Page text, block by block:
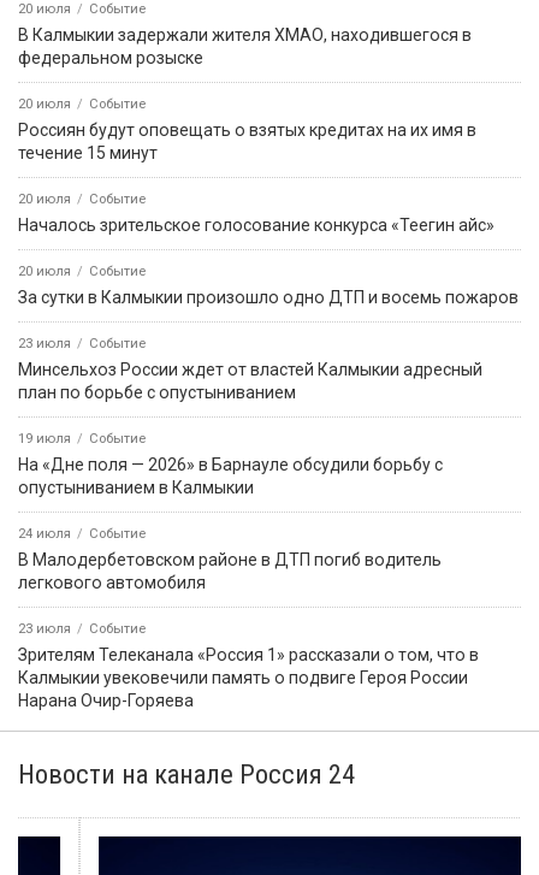
20 июля Событие
В Калмыкии задержали жителя ХМАО, находившегося в
федеральном розыске
20 июля Событие
Россиян будут оповещать о взятых кредитах на их имя в
течение 15 минут
20 июля Событие
Началось зрительское голосование конкурса «Теегин айс»
20 июля Событие
За сутки в Калмыкии произошло одно ДТП и восемь пожаров
23 июля Событие
Минсельхоз России ждет от властей Калмыкии адресный
план по борьбе с опустыниванием
19 июля Событие
На «Дне поля — 2026» в Барнауле обсудили борьбу с
опустыниванием в Калмыкии
24 июля Событие
В Малодербетовском районе в ДТП погиб водитель
легкового автомобиля
23 июля Событие
Зрителям Телеканала «Россия 1» рассказали о том, что в
Калмыкии увековечили память о подвиге Героя России
Нарана Очир-Горяева
Новости на канале Россия 24